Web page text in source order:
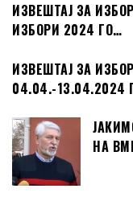
ИЗВЕШТАЈ ЗА
ИЗБОРИ 2024 ГО…
ИЗВЕШТАЈ ЗА
04.04.-13.04.2024
НА